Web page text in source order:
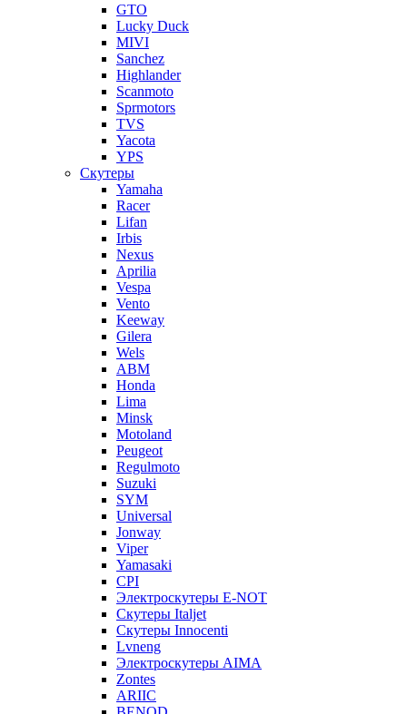
GTO
Lucky Duck
MIVI
Sanchez
Highlander
Scanmoto
Sprmotors
TVS
Yacota
YPS
Скутеры
Yamaha
Racer
Lifan
Irbis
Nexus
Aprilia
Vespa
Vento
Keeway
Gilera
Wels
ABM
Honda
Lima
Minsk
Motoland
Peugeot
Regulmoto
Suzuki
SYM
Universal
Jonway
Viper
Yamasaki
CPI
Электроскутеры E-NOT
Скутеры Italjet
Скутеры Innocenti
Lvneng
Электроскутеры AIMA
Zontes
ARIIC